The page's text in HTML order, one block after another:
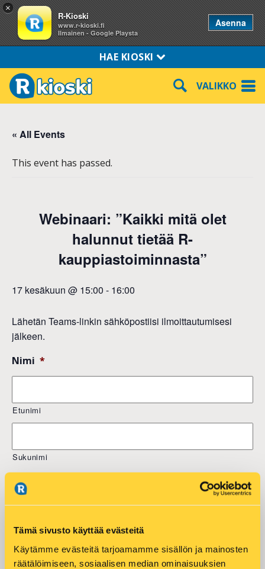
Tämä sivusto käyttää evästeitä
Käytämme evästeitä tarjoamamme sisällön ja mainosten
räätälöimiseen, sosiaalisen median ominaisuuksien
×
R-Kioski
www.r-kioski.fi
Ilmainen - Google Playsta
Asenna
HAE KIOSKI
VALIKKO
« All Events
This event has passed.
Webinaari: ”Kaikki mitä olet
halunnut tietää R-
kauppiastoiminnasta”
17 kesäkuun @ 15:00 - 16:00
Lähetän Teams-linkin sähköpostiisi ilmoittautumisesi
jälkeen.
Nimi *
Etunimi
Sukunimi
Sähköposti
Puhelin *